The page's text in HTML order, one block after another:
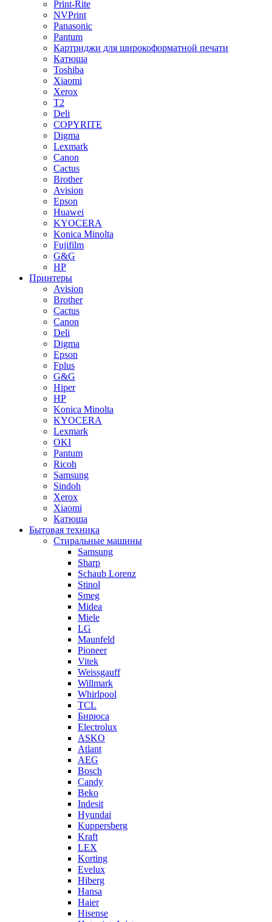
Print-Rite
NVPrint
Panasonic
Pantum
Картриджи для широкоформатной печати
Катюша
Toshiba
Xiaomi
Xerox
T2
Deli
COPYRITE
Digma
Lexmark
Canon
Cactus
Brother
Avision
Epson
Huawei
KYOCERA
Konica Minolta
Fujifilm
G&G
HP
Принтеры
Avision
Brother
Cactus
Canon
Deli
Digma
Epson
Fplus
G&G
Hiper
HP
Konica Minolta
KYOCERA
Lexmark
OKI
Pantum
Ricoh
Samsung
Sindoh
Xerox
Xiaomi
Катюша
Бытовая техника
Стиральные машины
Samsung
Sharp
Schaub Lorenz
Stinol
Smeg
Midea
Miele
LG
Maunfeld
Pioneer
Vitek
Weissgauff
Willmark
Whirlpool
TCL
Бирюса
Electrolux
ASKO
Atlant
AEG
Bosch
Candy
Beko
Indesit
Hyundai
Kuppersberg
Kraft
LEX
Korting
Evelux
Hiberg
Hansa
Haier
Hisense